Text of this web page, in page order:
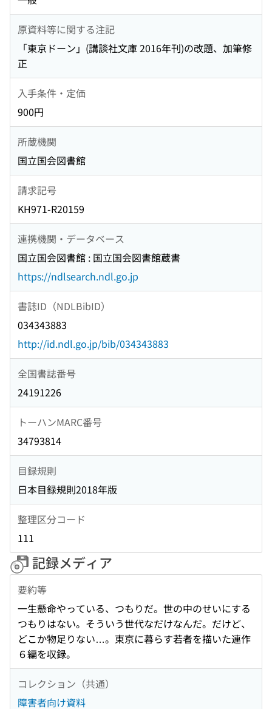
原資料等に関する注記
「東京ドーン」(講談社文庫 2016年刊)の改題、加筆修
正
入手条件・定価
900円
所蔵機関
国立国会図書館
請求記号
KH971-R20159
連携機関・データベース
国立国会図書館 : 国立国会図書館蔵書
https://ndlsearch.ndl.go.jp
書誌ID（NDLBibID）
034343883
http://id.ndl.go.jp/bib/034343883
全国書誌番号
24191226
トーハンMARC番号
34793814
目録規則
日本目録規則2018年版
整理区分コード
111
記録メディア
要約等
一生懸命やっている、つもりだ。世の中のせいにする
つもりはない。そういう世代なだけなんだ。だけど、
どこか物足りない…。東京に暮らす若者を描いた連作
６編を収録。
コレクション（共通）
障害者向け資料